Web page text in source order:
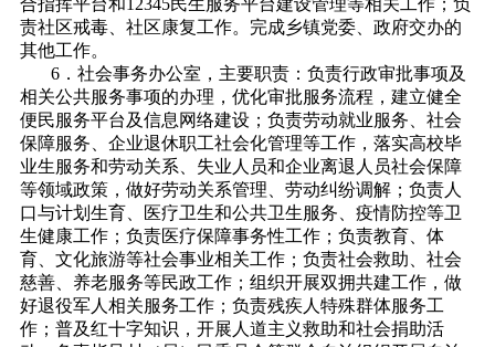
合指挥平台和12345民生服务平台建设管理等相关工作；负
责社区戒毒、社区康复工作。完成乡镇党委、政府交办的
其他工作。
6．社会事务办公室，主要职责：负责行政审批事项及
相关公共服务事项的办理，优化审批服务流程，建立健全
便民服务平台及信息网络建设；负责劳动就业服务、社会
保障服务、企业退休职工社会化管理等工作，落实高校毕
业生服务和劳动关系、失业人员和企业离退人员社会保障
等领域政策，做好劳动关系管理、劳动纠纷调解；负责人
口与计划生育、医疗卫生和公共卫生服务、疫情防控等卫
生健康工作；负责医疗保障事务性工作；负责教育、体
育、文化旅游等社会事业相关工作；负责社会救助、社会
慈善、养老服务等民政工作；组织开展双拥共建工作，做
好退役军人相关服务工作；负责残疾人特殊群体服务工
作；普及红十字知识，开展人道主义救助和社会捐助活